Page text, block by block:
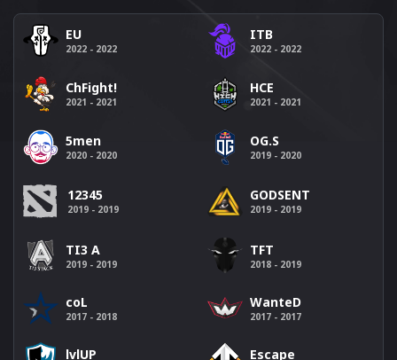
EU
2022 - 2022
ITB
2022 - 2022
ChFight!
2021 - 2021
HCE
2021 - 2021
5men
2020 - 2020
OG.S
2019 - 2020
12345
2019 - 2019
GODSENT
2019 - 2019
TI3 A
2019 - 2019
TFT
2018 - 2019
coL
2017 - 2018
WanteD
2017 - 2017
lvlUP Escape